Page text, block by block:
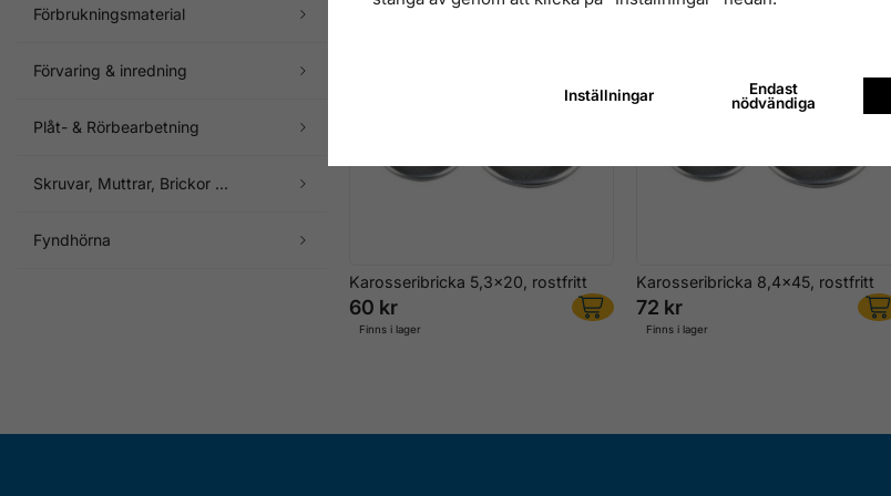
Förbrukningsmaterial
Förvaring & inredning
Plåt- & Rörbearbetning
Skruvar, Muttrar, Brickor ...
Fyndhörna
Karosseribricka 5,3x20, rostfritt
60 kr
Finns i lager
Karosseribricka 8,4x45, rostfritt
72 kr
Finns i lager
Inställningar
Endast
nödvändiga